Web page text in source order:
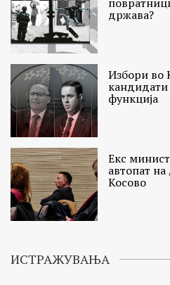
држава?
Избори во
кандидати
функција
Екс
автопат на
Косово
ИСТРАЖУВАЊА